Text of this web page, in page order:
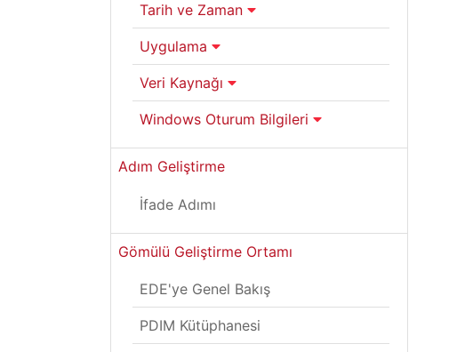
Tarih ve Zaman
Uygulama
Veri Kaynağı
Windows Oturum Bilgileri
Adım Geliştirme
İfade Adımı
Gömülü Geliştirme Ortamı
EDE'ye Genel Bakış
PDIM Kütüphanesi